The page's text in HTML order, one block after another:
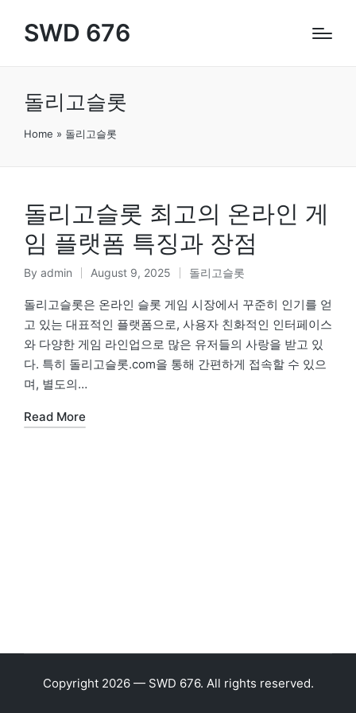
SWD 676
돌리고슬롯
Home » 돌리고슬롯
돌리고슬롯 최고의 온라인 게
임 플랫폼 특징과 장점
Posted
by
By admin August 9, 2025
Posted
in
돌리고슬롯
돌리고슬롯은 온라인 슬롯 게임 시장에서 꾸준히 인기를 얻
고 있는 대표적인 플랫폼으로, 사용자 친화적인 인터페이스
와 다양한 게임 라인업으로 많은 유저들의 사랑을 받고 있
다. 특히 돌리고슬롯.com을 통해 간편하게 접속할 수 있으
며, 별도의…
Read More
Copyright 2026 — SWD 676. All rights reserved.